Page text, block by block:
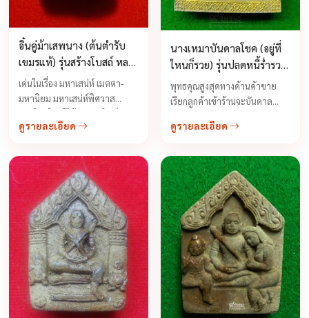
อิ๋นคู่ม้าเสพนาง (ต้นตำรับ
เขมรแท้) รุ่นสร้างโบสถ์ หลวง
พ่อชื่น วัดตาอี ปี 2543
เด่นในเรื่อง มหาเสน่ห์ เมตตา-
มหานิยม มหาเสน่ห์พิศวาส
หญิงรัก ชายเห็นชายรัก มีเสน่ห์แก่
ดูรายละเอียด
นางเหมาบันดาลโชค (อยู่ที่
ใหนก็รวย) รุ่นปลดหนี้ร่ำรวย
มหาศาล หลวงพ่อสาย
พุทธคุณสูงสุดทางด้านค้าขาย
เรียกลูกค้าเข้าร้านจะบันดาล
จะทำการค้ามีแต่ความเจริญ
ด้วยข้าวของเงินทองอาหารการ
กินจะอุดมสมบูรณ์ ไม่มีอด มีแต่
รวย มีโชคมีลาภเข้ามาในชีวิตมี
โภคทรัพย์เงินไหลมาเทมา เรียก
ลูกค้าซื้อง่ายขายคล่อง (ค้าขายดี
ลูกค้าเหมาหมด) มีแต่กำไรไม่
ขาดทุน
ดูรายละเอียด